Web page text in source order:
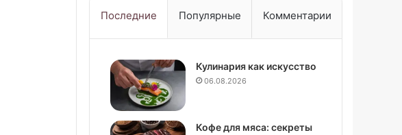
Последние Популярные Комментарии
Кулинария как искусство
06.08.2026
Кофе для мяса: секреты